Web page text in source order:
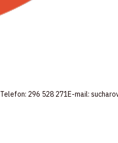
296 528 271E-mail: